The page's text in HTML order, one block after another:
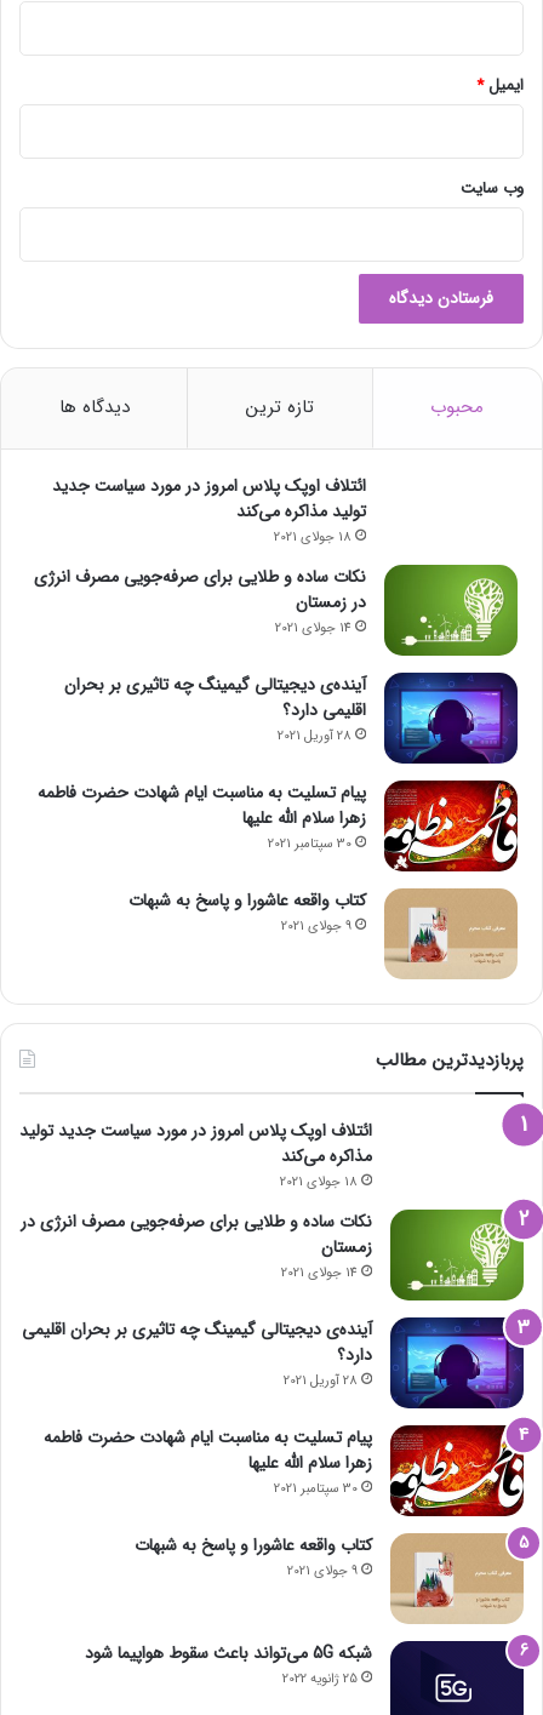
ن
ا
ن
ا
ی
د
ه
گ
ایمیل*
وب‌ سایت
محبوب تازه ترین دیدگاه ها
ائتلاف اوپک پلاس امروز در مورد سیاست جدید
تولید مذاکره می‌کند
18 جولای 2021
نکات ساده و طلایی برای صرفه‌جویی مصرف انرژی
در زمستان
14 جولای 2021
آینده‌ی دیجیتالی گیمینگ چه تاثیری بر بحران
اقلیمی دارد؟
28 آوریل 2021
پیام تسلیت به مناسبت ایام شهادت حضرت فاطمه
زهرا سلام الله علیها
30 سپتامبر 2021
کتاب واقعه عاشورا و پاسخ به شبهات
9 جولای 2021
پربازدیدترین مطالب
ائتلاف اوپک پلاس امروز در مورد سیاست جدید تولید
مذاکره می‌کند
18 جولای 2021
نکات ساده و طلایی برای صرفه‌جویی مصرف انرژی در
زمستان
14 جولای 2021
آینده‌ی دیجیتالی گیمینگ چه تاثیری بر بحران اقلیمی
دارد؟
28 آوریل 2021
پیام تسلیت به مناسبت ایام شهادت حضرت فاطمه
زهرا سلام الله علیها
30 سپتامبر 2021
کتاب واقعه عاشورا و پاسخ به شبهات
9 جولای 2021
شبکه 5G می‌تواند باعث سقوط هواپیما شود
25 ژانویه 2022